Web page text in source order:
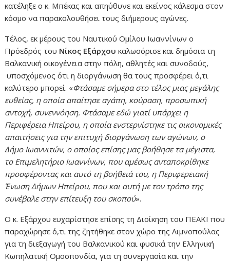
κατέληξε ο κ. Μπέκας και απηύθυνε και εκείνος κάλεσμα στον
κόσμο να παρακολουθήσει τους διήμερους αγώνες.
Τέλος, εκ μέρους του Ναυτικού Ομίλου Ιωαννίνων ο
Πρόεδρός του Νίκος Εξάρχου καλωσόρισε και δημόσια τη
Βαλκανική οικογένεια στην πόλη, αθλητές και συνοδούς,
υποσχόμενος ότι η διοργάνωση θα τους προσφέρει ό,τι
καλύτερο μπορεί. «Φτάσαμε σήμερα στο τέλος μιας μεγάλης
ευθείας, η οποία απαίτησε αγάπη, κούραση, προσωπική
αντοχή, συνεννόηση. Φτάσαμε εδώ γιατί υπάρχει η
Περιφέρεια Ηπείρου, η οποία ενστερνίστηκε τις οικονομικές
απαιτήσεις για την επιτυχή διοργάνωση των αγώνων, ο
Δήμο Ιωαννιτών, ο οποίος επίσης μας βοήθησε τα μέγιστα,
το Επιμελητήριο Ιωαννίνων, που αμέσως ανταποκρίθηκε
προσφέροντας και αυτό τη βοήθειά του, η Περιφερειακή
Ένωση Δήμων Ηπείρου, που και αυτή με τον τρόπο της
συνέβαλε στην επίτευξη του σκοπού».
Ο κ. Εξάρχου ευχαρίστησε επίσης τη Διοίκηση του ΠΕΑΚΙ που
παραχώρησε ό,τι της ζητήθηκε στον χώρο της Λιμνοπούλας
για τη διεξαγωγή του Βαλκανικού και φυσικά την Ελληνική
Κωπηλατική Ομοσπονδία, για τη συνεργασία και την